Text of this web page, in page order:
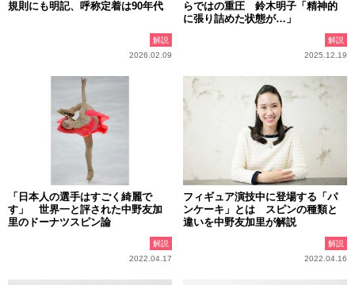
規則にも明記、呼称定着は90年代
解説
2026.02.09
らではの重圧 鈴木明子「精神的
に張り詰めた状態が…」
解説
2025.12.19
「日本人の選手はすごく綺麗で
す」 世界一と評された中野友加
里のドーナツスピン論
解説
2022.04.17
フィギュア演技中に登場する「パ
ンケーキ」とは スピンの種類と
違いを中野友加里が解説
解説
2022.04.16